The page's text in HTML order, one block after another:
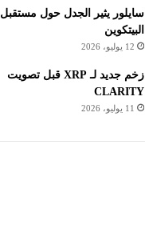
سايلور يثير الجدل حول مستقبل
البيتكوين
12 يوليو، 2026
زخم جديد لـ XRP قبل تصويت
CLARITY
11 يوليو، 2026